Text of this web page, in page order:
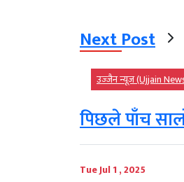
Next Post
उज्‍जैन न्यूज़ (Ujjain
पिछले पाँच
Tue Jul 1 , 2025